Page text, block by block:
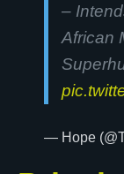
–
African
— Hope